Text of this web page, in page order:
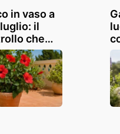
in vaso a
il
che
boccioli
e foglie